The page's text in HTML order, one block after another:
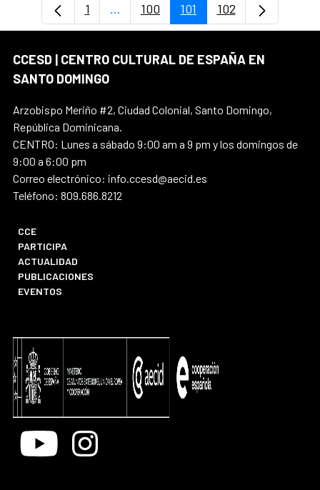
Página
1 ...Páginas intermedias Use TAB para
Página
100 Página
101 Página
102
CCESD | CENTRO CULTURAL DE ESPAÑA EN
SANTO DOMINGO
Arzobispo Meriño #2, Ciudad Colonial, Santo Domingo,
República Dominicana.
CENTRO: Lunes a sábado 9:00 am a 9 pm y los domingos de
9:00 a 6:00 pm
Correo electrónico: info.ccesd@aecid.es
Teléfono: 809.686.8212
CCE
PARTICIPA
ACTUALIDAD
PUBLICACIONES
EVENTOS
Youtube Instagram